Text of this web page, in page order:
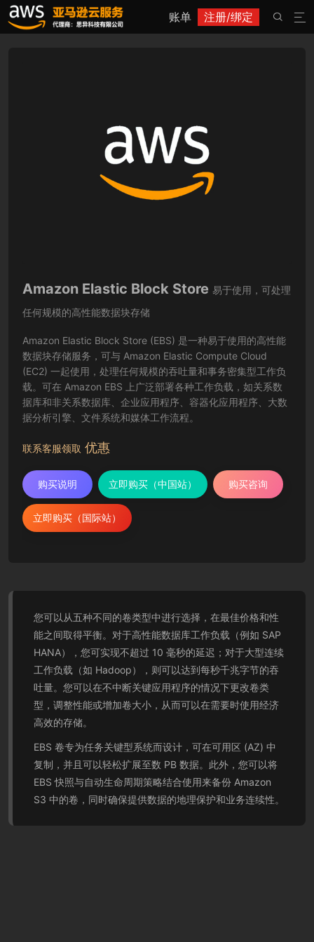
账单 注册/绑定 

Amazon Elastic Block Store 易于使用，可处理
任何规模的高性能数据块存储
Amazon Elastic Block Store (EBS) 是一种易于使用的高性能
数据块存储服务，可与 Amazon Elastic Compute Cloud
(EC2) 一起使用，处理任何规模的吞吐量和事务密集型工作负
载。可在 Amazon EBS 上广泛部署各种工作负载，如关系数
据库和非关系数据库、企业应用程序、容器化应用程序、大数
据分析引擎、文件系统和媒体工作流程。
联系客服领取 优惠
购买说明 立即购买（中国站） 购买咨询
立即购买（国际站）
您可以从五种不同的卷类型中进行选择，在最佳价格和性
能之间取得平衡。对于高性能数据库工作负载（例如 SAP
HANA），您可实现不超过 10 毫秒的延迟；对于大型连续
工作负载（如 Hadoop），则可以达到每秒千兆字节的吞
吐量。您可以在不中断关键应用程序的情况下更改卷类
型，调整性能或增加卷大小，从而可以在需要时使用经济
高效的存储。
EBS 卷专为任务关键型系统而设计，可在可用区 (AZ) 中
复制，并且可以轻松扩展至数 PB 数据。此外，您可以将
EBS 快照与自动生命周期策略结合使用来备份 Amazon
S3 中的卷，同时确保提供数据的地理保护和业务连续性。